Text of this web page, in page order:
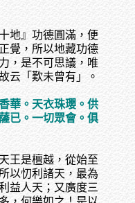
地』功德圓滿，便
覺，所以地藏功德
，是不可思議，唯
云「歎未曾有」。
華。天衣珠瓔。供
已。一切眾會。俱
王是檀越，從始至
以忉利諸天，最為
益人天；又廣度三